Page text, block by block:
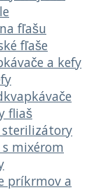
fľašu
fľaše
a kefy
fliaš
sterilizátory
s mixérom
príkrmov a